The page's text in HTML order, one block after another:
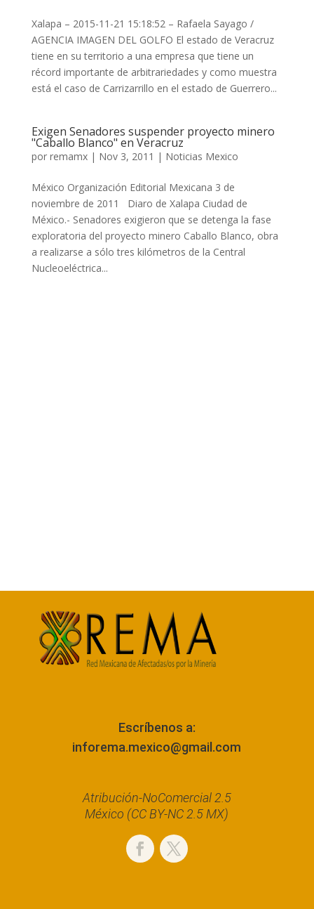
Xalapa – 2015-11-21 15:18:52 – Rafaela Sayago /
AGENCIA IMAGEN DEL GOLFO El estado de Veracruz
tiene en su territorio a una empresa que tiene un
récord importante de arbitrariedades y como muestra
está el caso de Carrizarrillo en el estado de Guerrero...
Exigen Senadores suspender proyecto minero
"Caballo Blanco" en Veracruz
por remamx| Nov 3, 2011 | Noticias Mexico
México Organización Editorial Mexicana 3 de
noviembre de 2011 Diaro de Xalapa Ciudad de
México.- Senadores exigieron que se detenga la fase
exploratoria del proyecto minero Caballo Blanco, obra
a realizarse a sólo tres kilómetros de la Central
Nucleoeléctrica...
Escríbenos a:
inforema.mexico@gmail.com
Atribución-NoComercial 2.5
México (CC BY-NC 2.5 MX)